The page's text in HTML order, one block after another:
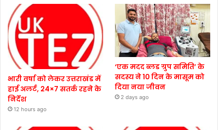
भारी वर्षा को लेकर उत्तराखंड में
हाई अलर्ट, 24×7 सतर्क रहने के
निर्देश
12 hours ago
‘एक मदद ब्लड ग्रुप समिति’ के
सदस्य ने 10 दिन के मासूम को
दिया नया जीवन
2 days ago